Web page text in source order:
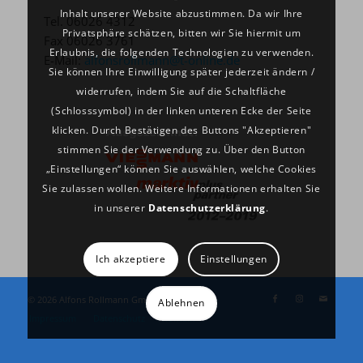
Tel. 06026 4312
Fax 06026 3761
E-Mail:alfonsrollmann@t-online.de
2026 Alfons Rollmann GmbH
Kontakt
Inhalt unserer Website abzustimmen. Da wir Ihre
Privatsphäre schätzen, bitten wir Sie hiermit um
Erlaubnis, die folgenden Technologien zu verwenden.
Sie können Ihre Einwilligung später jederzeit ändern /
widerrufen, indem Sie auf die Schaltfläche
(Schlosssymbol) in der linken unteren Ecke der Seite
klicken. Durch Bestätigen des Buttons "Akzeptieren"
stimmen Sie der Verwendung zu. Über den Button
„Einstellungen“ können Sie auswählen, welche Cookies
Sie zulassen wollen. Weitere Informationen erhalten Sie
in unserer Datenschutzerklärung.
Ich akzeptiere Einstellungen
Ablehnen